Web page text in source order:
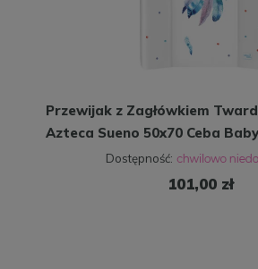
Przewijak z Zagłówkiem
Azteca Sueno 50x70 Ceba Baby
Dostępność:
101,00 zł